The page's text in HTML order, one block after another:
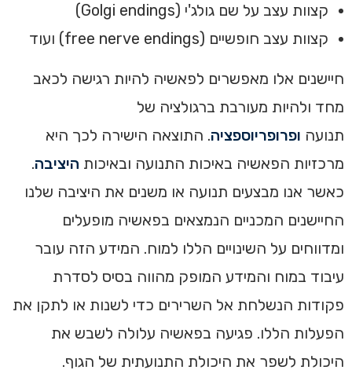
קצוות עצב על שם גולג'י (Golgi endings)
קצוות עצב חופשיים (free nerve endings) ועוד
חיישנים אלו מאפשרים לפאשיה להיות רגישה לכאב
מחד ולהיות מעורבת ברגולציה של
תנועה ופרופריוספציה. התוצאה הישירה לכך היא
מרכזיות הפאשיה באיכות התנועה ובאיכות היציבה.
כאשר אנו מבצעים תנועה או משנים את היציבה שלנו
החיישנים המכניים הנמצאים בפאשיה מופעלים
ומדווחים על השינויים הללו למוח. המידע הזה עובר
עיבוד במוח והמידע המופק מהווה בסיס לסדרת
פקודות הנשלחת אל השרירים כדי לשנות או לתקן את
הפעלות הללו. פגיעה בפאשיה עלולה לשבש את
היכולת לשפר את היכולת התנועתית של הגוף.